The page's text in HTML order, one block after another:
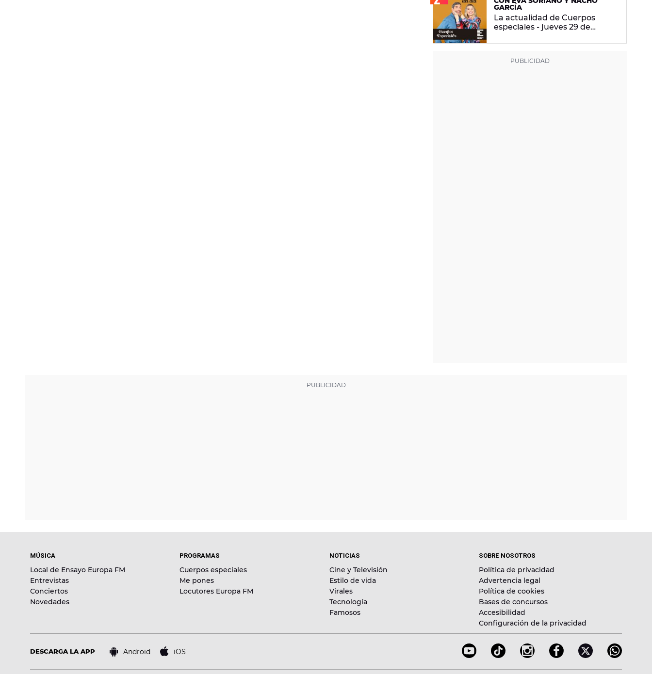
GARCÍA
La actualidad de Cuerpos
especiales - jueves 29 de
MÚSICA
Local de Ensayo Europa FM
Entrevistas
Conciertos
Novedades
PROGRAMAS
Cuerpos especiales
Me pones
Locutores Europa FM
NOTICIAS
Cine y Televisión
Estilo de vida
Virales
Tecnología
Famosos
SOBRE NOSOTROS
Política de privacidad
Advertencia legal
Política de cookies
Bases de concursos
Accesibilidad
Configuración de la privacidad
DESCARGA LA APP Android iOS